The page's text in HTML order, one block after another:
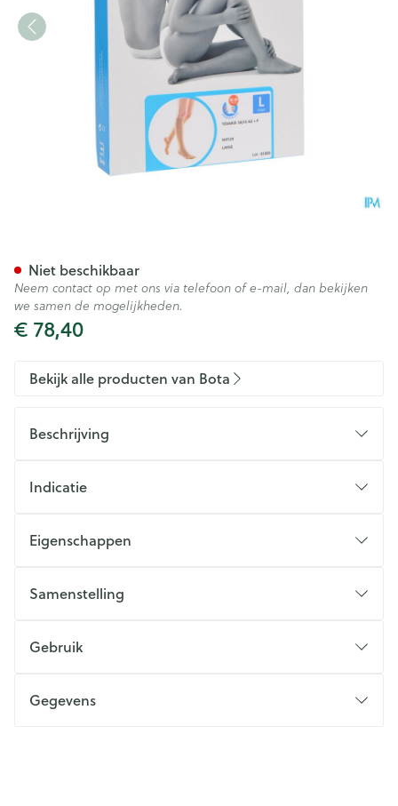
€ 78,40
Niet beschikbaar
Neem contact op met ons via telefoon of e-mail, dan bekijken
we samen de mogelijkheden.
Bekijk alle producten van Bota
Beschrijving
Indicatie
Eigenschappen
Samenstelling
Gebruik
Gegevens